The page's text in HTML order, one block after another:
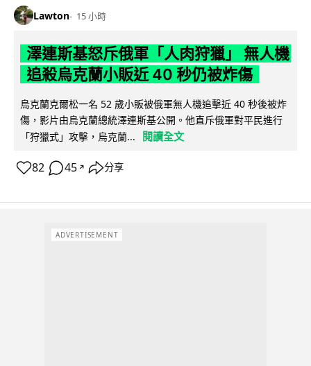
Lawton 15 小時
澤連斯基怒斥俄軍「人肉狩獵」 無人機
追殺烏克蘭小販近 40 秒仍被炸傷
烏克蘭克爾松一名 52 歲小販被俄軍無人機追擊近 40 秒後被炸
傷，影片由烏克蘭總統澤連斯基公開。他直斥俄軍對平民進行
「狩獵式」攻擊，烏克蘭...
閱讀全文
82 45 ↗ 分享
ADVERTISEMENT